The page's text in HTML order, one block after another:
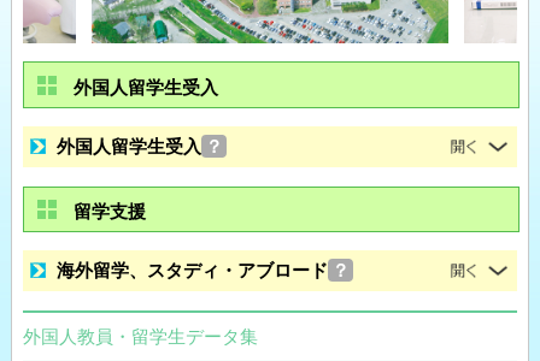
外国人留学生受入
外国人留学生受入 ？
留学支援
海外留学、スタディ・アブロード ？
外国人教員・留学生データ集